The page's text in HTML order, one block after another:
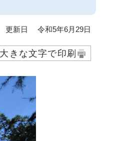
更新日 令和5年6月29日
大きな文字で印刷